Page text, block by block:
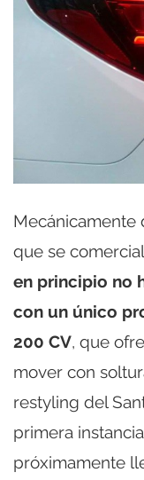
Mecánicamente
que se
en principio no
con un único
200 CV, que
mover con
restyling del
primera
próximamente